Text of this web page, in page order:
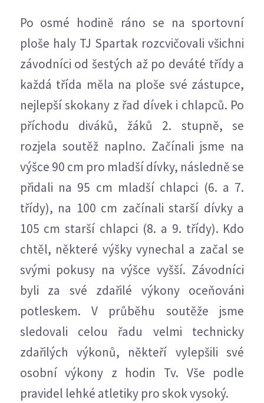
Po osmé hodině ráno se na sportovní
ploše haly TJ Spartak rozcvičovali všichni
závodníci od šestých až po deváté třídy a
každá třída měla na ploše své zástupce,
nejlepší skokany z řad dívek i chlapců. Po
příchodu diváků, žáků 2. stupně, se
rozjela soutěž naplno. Začínali jsme na
výšce 90 cm pro mladší dívky, následně se
přidali na 95 cm mladší chlapci (6. a 7.
třídy), na 100 cm začínali starší dívky a
105 cm starší chlapci (8. a 9. třídy). Kdo
chtěl, některé výšky vynechal a začal se
svými pokusy na výšce vyšší. Závodníci
byli za své zdařilé výkony oceňováni
potleskem. V průběhu soutěže jsme
sledovali celou řadu velmi technicky
zdařilých výkonů, někteří vylepšili své
osobní výkony z hodin Tv. Vše podle
pravidel lehké atletiky pro skok vysoký.